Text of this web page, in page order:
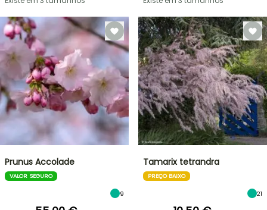
Prunus Accolade
VALOR SEGURO
9
Tamarix tetrandra
PREÇO BAIXO
21